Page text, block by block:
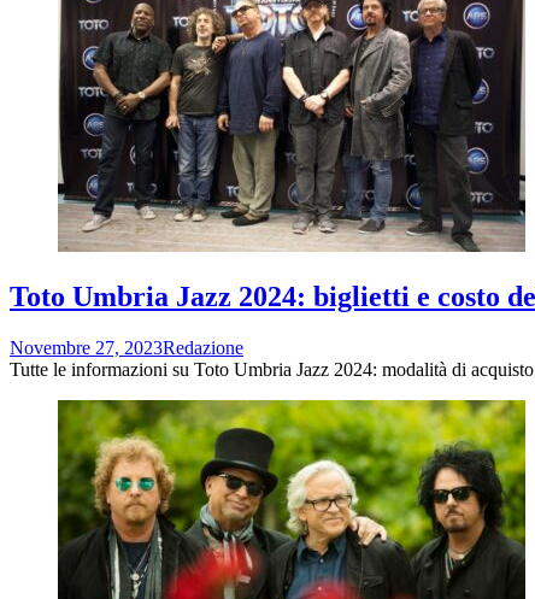
Toto Umbria Jazz 2024: biglietti e costo
Novembre 27, 2023Redazione
Tutte le informazioni su Toto Umbria Jazz 2024: modalità di